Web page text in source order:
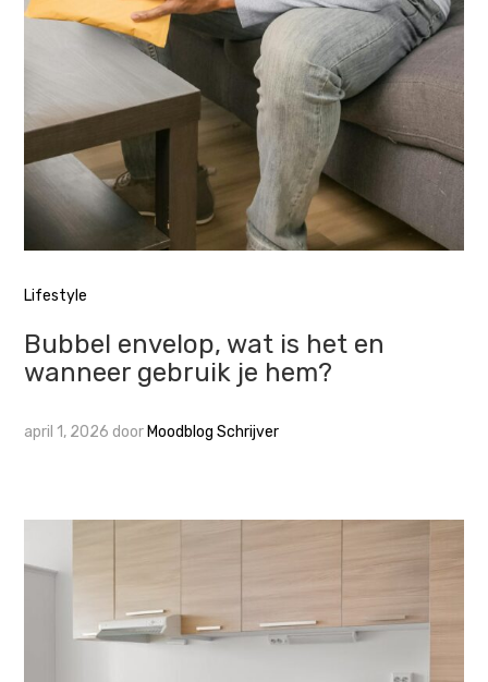
Lifestyle
Bubbel envelop, wat is het en
wanneer gebruik je hem?
april 1, 2026 door Moodblog Schrijver